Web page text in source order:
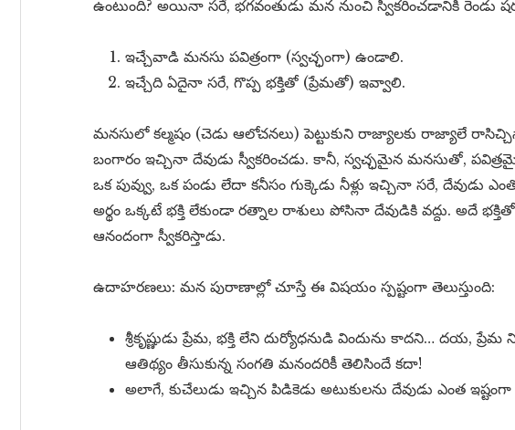
ఉంటుంది? అయినా సరే, భగవంతుడు మన నుంచి స్వీకరించడానికి రెండు
ఇచ్చేవాడి మనసు పవిత్రంగా (స్వచ్ఛంగా) ఉండాలి.
ఇచ్చేది ఏదైనా సరే, గొప్ప భక్తితో (ప్రేమతో) ఇవ్వాలి.
మనసులో కల్మషం (చెడు ఆలోచనలు) పెట్టుకుని రాజ్యాలకు రాజ్యాలే
బంగారం ఇచ్చినా దేవుడు స్వీకరించడు. కానీ, స్వచ్ఛమైన మనసుతో,
ఒక పువ్వు, ఒక పండు లేదా కనీసం గుక్కెడు నీళ్లు ఇచ్చినా సరే, దేవుడు
అర్థం ఒక్కటే భక్తి లేకుండా రత్నాల రాశులు పోసినా దేవుడికి వద్దు. అదే
ఆనందంగా స్వీకరిస్తాడు.
ఉదాహరణలు: మన పురాణాల్లో చూస్తే ఈ విషయం స్పష్టంగా తెలుస్తుంది:
శ్రీకృష్ణుడు ప్రేమ, భక్తి లేని దుర్యోధనుడి విందును కాదని… దయ, ప్రేమ
ఆతిథ్యం తీసుకున్న సంగతి మనందరికీ తెలిసిందే కదా!
అలాగే, కుచేలుడు ఇచ్చిన పిడికెడు అటుకులను దేవుడు ఎంత